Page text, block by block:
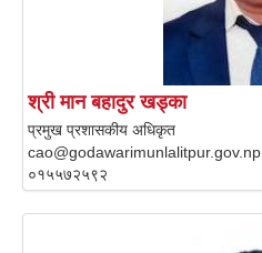
श्री मान बहादुर खड्का
प्रमुख प्रशासकीय अधिकृत
cao@godawarimunlalitpur.gov.np
०१५५७२५९२